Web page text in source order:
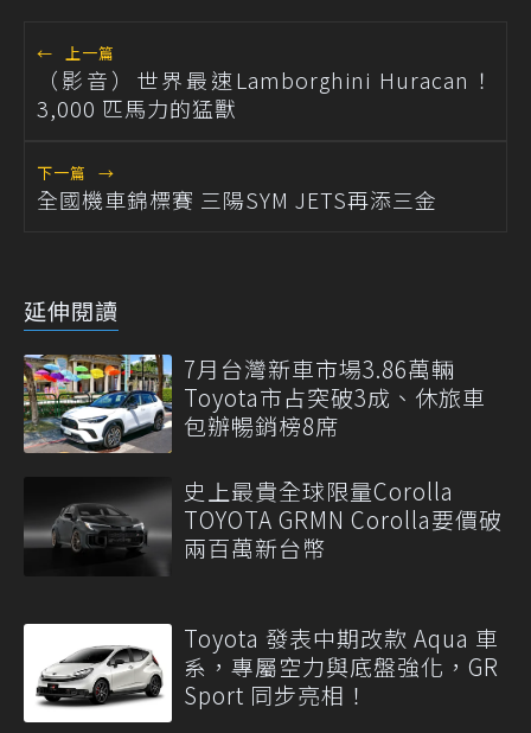
← 上一篇
（影音）世界最速Lamborghini Huracan！
3,000 匹馬力的猛獸
下一篇 →
全國機車錦標賽 三陽SYM JETS再添三金
延伸閱讀
7月台灣新車市場3.86萬輛
Toyota市占突破3成、休旅車
包辦暢銷榜8席
史上最貴全球限量Corolla
TOYOTA GRMN Corolla要價破
兩百萬新台幣
Toyota 發表中期改款 Aqua 車
系，專屬空力與底盤強化，GR
Sport 同步亮相！